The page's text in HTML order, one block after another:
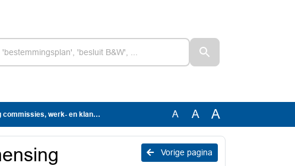
werk- en klankbordgroepen A A A
Vorige pagina